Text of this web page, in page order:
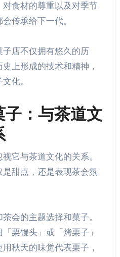
食材的尊重以及对季节
传承给下一代。
店不仅拥有悠久的历
上形成的技术和精神，
化。
：与茶道文
它与茶道文化的关系。
甜点，还是表现茶会氛
会的主题选择和菓子。
栗馒头」或「烤栗子」
秋天的味觉代表栗子，